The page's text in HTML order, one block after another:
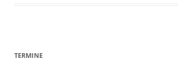
TERMINE